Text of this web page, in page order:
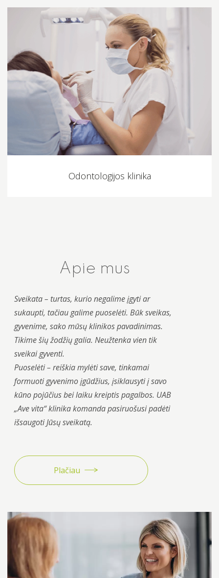
Odontologijos klinika
Apie mus
Sveikata – turtas, kurio negalime įgyti ar
sukaupti, tačiau galime puoselėti. Būk sveikas,
gyvenime, sako mūsų klinikos pavadinimas.
Tikime šių žodžių galia. Neužtenka vien tik
sveikai gyventi.
Puoselėti – reiškia mylėti save, tinkamai
formuoti gyvenimo įgūdžius, įsiklausyti į savo
kūnopojūčius bei laiku kreiptis pagalbos. UAB
„Ave vita“ klinika komanda pasiruošusi padėti
išsaugoti Jūsųsveikatą.
Plačiau